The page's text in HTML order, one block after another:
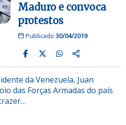
Maduro e convoca
protestos
Publicado 30/04/2019
da Venezuela, Juan
das Forças Armadas do país